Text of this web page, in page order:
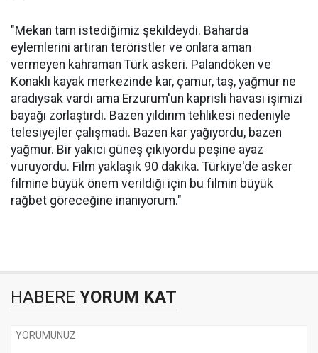
"Mekan tam istediğimiz şekildeydi. Baharda
eylemlerini artıran teröristler ve onlara aman
vermeyen kahraman Türk askeri. Palandöken ve
Konaklı kayak merkezinde kar, çamur, taş, yağmur ne
aradıysak vardı ama Erzurum'un kaprisli havası işimizi
bayağı zorlaştırdı. Bazen yıldırım tehlikesi nedeniyle
telesiyejler çalışmadı. Bazen kar yağıyordu, bazen
yağmur. Bir yakıcı güneş çıkıyordu peşine ayaz
vuruyordu. Film yaklaşık 90 dakika. Türkiye'de asker
filmine büyük önem verildiği için bu filmin büyük
rağbet göreceğine inanıyorum."
HABERE YORUM KAT